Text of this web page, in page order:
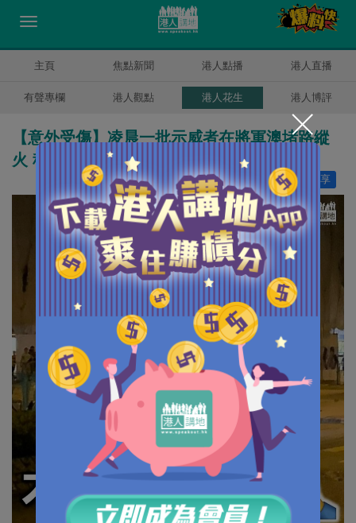
主頁 焦點新聞 港人點播 港人直播
有聲專欄 港人觀點 港人花生 港人博評
【意外受傷】凌晨一批示威者在將軍澳堵路縱
火 科大學生不幸墮樓受傷
分享
讚好 17